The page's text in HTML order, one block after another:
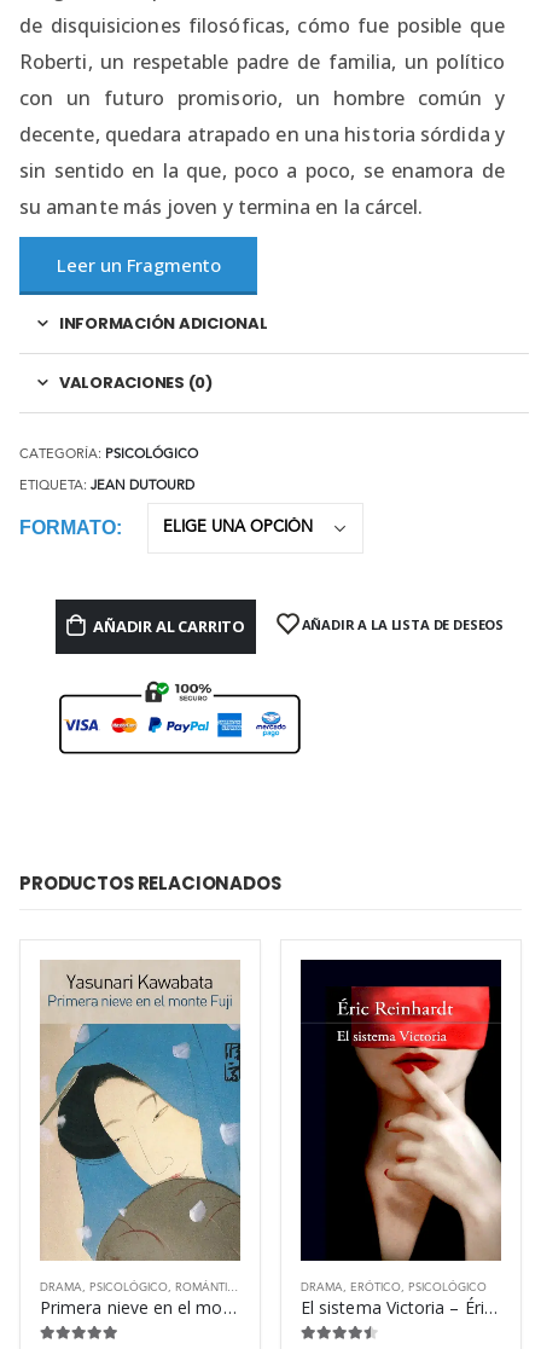
de disquisiciones filosóficas, cómo fue posible que
Roberti, un respetable padre de familia, un político
con un futuro promisorio, un hombre común y
decente, quedara atrapado en una historia sórdida y
sin sentido en la que, poco a poco, se enamora de
su amante más joven y termina en la cárcel.
Leer un Fragmento
INFORMACIÓN ADICIONAL
VALORACIONES (0)
CATEGORÍA: PSICOLÓGICO
ETIQUETA: JEAN DUTOURD
FORMATO
AÑADIR AL CARRITO AÑADIR A LA LISTA DE DESEOS
PRODUCTOS RELACIONADOS
DRAMA PSICOLÓGICO ROMÁNTICO
Primera nieve en el monte Fuji – Yasunari Kawabata
DRAMA ERÓTICO PSICOLÓGICO
El sistema Victoria – Éric Reinhardt